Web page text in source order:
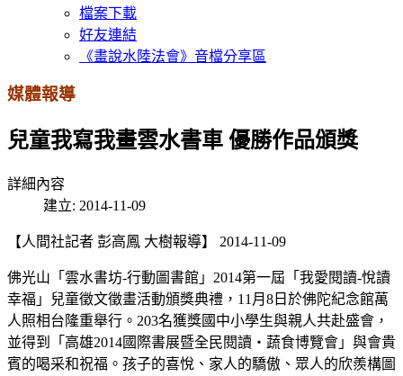
檔案下載
好友連結
《畫說水陸法會》音檔分享區
媒體報導
兒童我寫我畫雲水書車 優勝作品頒獎
詳細內容
建立: 2014-11-09
【人間社記者 彭高鳳 大樹報導】 2014-11-09
佛光山「雲水書坊-行動圖書館」2014第一屆「我愛閱讀-悅讀
幸福」兒童徵文徵畫活動頒獎典禮，11月8日於佛陀紀念館萬
人照相台隆重舉行。203名獲獎國中小學生與親人共赴盛會，
並得到「高雄2014國際書展暨全民閱讀‧蔬食博覽會」與會貴
賓的喝采和祝福。孩子的喜悅、家人的驕傲、眾人的欣羨構圖